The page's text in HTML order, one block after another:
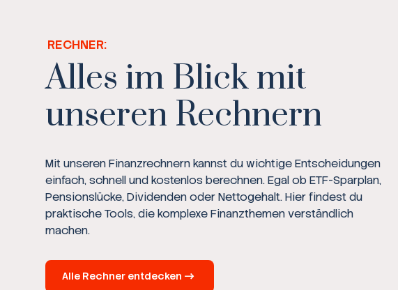
RECHNER:
Alles im Blick mit
unseren Rechnern
Mit unseren Finanzrechnern kannst du wichtige Entscheidungen
einfach, schnell und kostenlos berechnen. Egal ob ETF-Sparplan,
Pensionslücke, Dividenden oder Nettogehalt. Hier findest du
praktische Tools, die komplexe Finanzthemen verständlich
machen.
Alle Rechner entdecken